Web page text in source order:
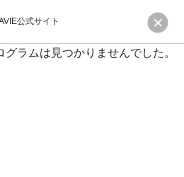
公式サイト
ラムは見つかりませんでした。